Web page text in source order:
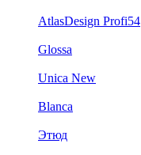
AtlasDesign Profi54
Glossa
Unica New
Blanca
Этюд